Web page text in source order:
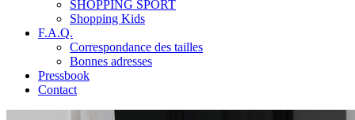
SHOPPING SPORT
Shopping Kids
F.A.Q.
Correspondance des tailles
Bonnes adresses
Pressbook
Contact